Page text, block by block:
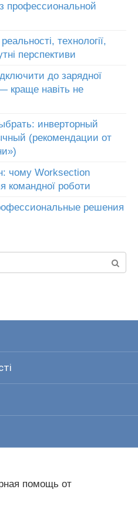
профессиональной
технології,
перспективи
до зарядної
краще навіть не
инверторный
(рекомендации от
чому Worksection
командної роботи
решения
помощь от